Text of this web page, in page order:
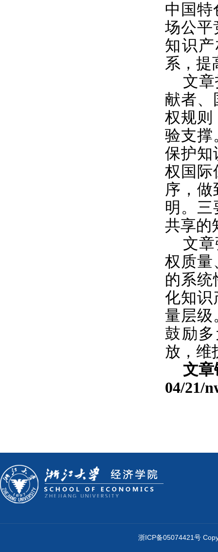
中国特
场公平
知识
系，提
文
献者、
权规则
验支撑
保护知
权国际
序，
明。
共享的
文
权质量
的系
化知识
量层级
鼓励
放，维
文
04/21/
浙ICP备05074421号